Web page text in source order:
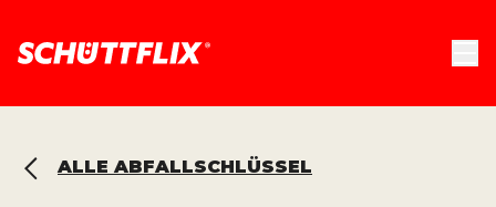
ALLE ABFALLSCHLÜSSEL